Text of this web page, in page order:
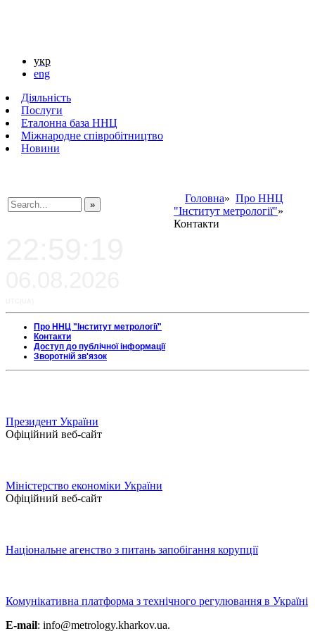
укр
eng
Діяльність
Послуги
Еталонна база ННЦ
Міжнародне співробітництво
Новини
Головна» Про ННЦ
"Інститут метрології"»
Контакти
Про ННЦ "Інститут метрології"
Контакти
Доступ до публічної інформації
Зворотній зв'язок
Президент України
Офіційний веб-сайт
Міністерство економіки України
Офіційний веб-сайт
Національне агенство з питань запобігання корупції
Комунікативна платформа з технічного регулювання в Україні
E-mail: info@metrology.kharkov.ua.